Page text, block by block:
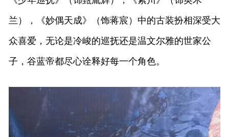
兰），《妙偶天成》（饰蒋宸）中的古装扮相深受大
众喜爱，无论是冷峻的巡抚还是温文尔雅的世家公
子，谷蓝帝都尽心诠释好每一个角色。